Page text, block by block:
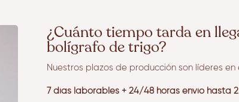
¿Cuánto tiempo tarda en
bolígrafo de trigo?
Nuestros plazos de producción son líderes en
7 días laborables + 24/48 horas envío hasta